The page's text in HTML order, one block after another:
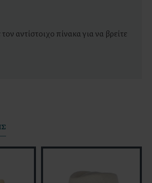
αντίστοιχο πίνακα για να βρείτε